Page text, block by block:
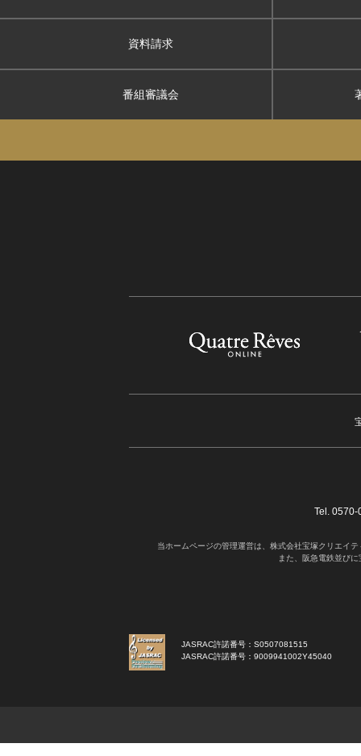
資料請求
番組審議会
Tel.
当ホームページの管理運営は、株式会社宝塚クリエイ
また、阪急電鉄並び
JASRAC許諾番号：S0507081515
JASRAC許諾番号：9009941002Y45040